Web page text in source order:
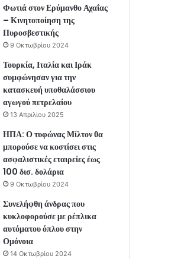
Φωτιά στον Ερύμανθο Αχαΐας
– Κινητοποίηση της
Πυροσβεστικής
9 Οκτωβρίου 2024
Τουρκία, Ιταλία και Ιράκ
συμφώνησαν για την
κατασκευή υποθαλάσσιου
αγωγού πετρελαίου
13 Απριλίου 2025
ΗΠΑ: Ο τυφώνας Μίλτον θα
μπορούσε να κοστίσει στις
ασφαλιστικές εταιρείες έως
100 δισ. δολάρια
9 Οκτωβρίου 2024
Συνελήφθη άνδρας που
κυκλοφορούσε με ρέπλικα
αυτόματου όπλου στην
Ομόνοια
14 Οκτωβρίου 2024